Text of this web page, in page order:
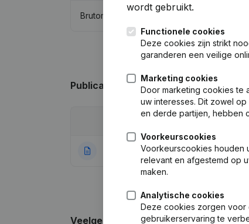
Brutomarge
Publicaties van Sff Consulting
Publicatie
11-04-2022 Rubriek
Veelgestelde vragen
wordt gebruikt.
Functionele cookies
Deze cookies zijn strikt
garanderen een veilige
Marketing cookies
Door marketing cookies te
uw interesses. Dit zowel
en derde partijen, hebben
Voorkeurscookies
Voorkeurscookies houden
relevant en afgestemd op
maken.
Analytische cookies
Deze cookies zorgen voor
gebruikerservaring te